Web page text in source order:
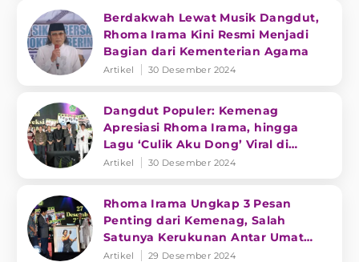
Berdakwah Lewat Musik Dangdut,
Rhoma Irama Kini Resmi Menjadi
Bagian dari Kementerian Agama
Artikel 30 Desember 2024
Dangdut Populer: Kemenag
Apresiasi Rhoma Irama, hingga
Lagu ‘Culik Aku Dong’ Viral di
TikTok
Artikel 30 Desember 2024
Rhoma Irama Ungkap 3 Pesan
Penting dari Kemenag, Salah
Satunya Kerukunan Antar Umat
Beragama
Artikel 29 Desember 2024